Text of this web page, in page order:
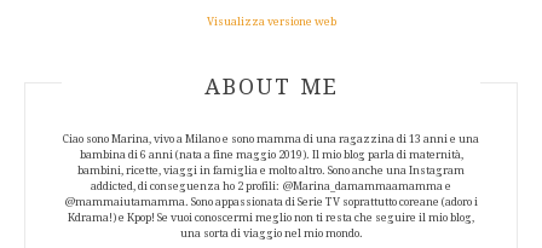
Visualizza versione web
ABOUT AUTHOR
ABOUT ME
Ciao sono Marina, vivo a Milano e sono mamma di una ragazzina di 13 anni e una
bambina di 6 anni (nata a fine maggio 2019). Il mio blog parla di maternità,
bambini, ricette, viaggi in famiglia e molto altro. Sono anche una Instagram
addicted, di conseguenza ho 2 profili: @Marina_damammaamamma e
@mammaiutamamma. Sono appassionata di Serie TV soprattutto coreane (adoro i
Kdrama!) e Kpop! Se vuoi conoscermi meglio non ti resta che seguire il mio blog,
una sorta di viaggio nel mio mondo.